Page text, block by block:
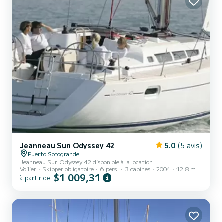
Jeanneau Sun Odyssey 42 5.0 (5 avis)
Puerto Sotogrande
Jeanneau Sun Odyssey 42 disponible à la location
Voilier
Skipper obligatoire 6 pers. 3 cabines 2004 12.8 m
à partir de $1 009,31